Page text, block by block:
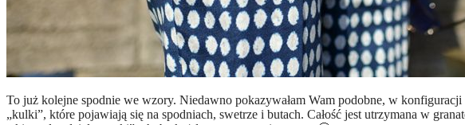
To już kolejne spodnie we wzory. Niedawno pokazywałam Wam podobne, w konfiguracji
„kulki”, które pojawiają się na spodniach, swetrze i butach. Całość jest utrzymana w